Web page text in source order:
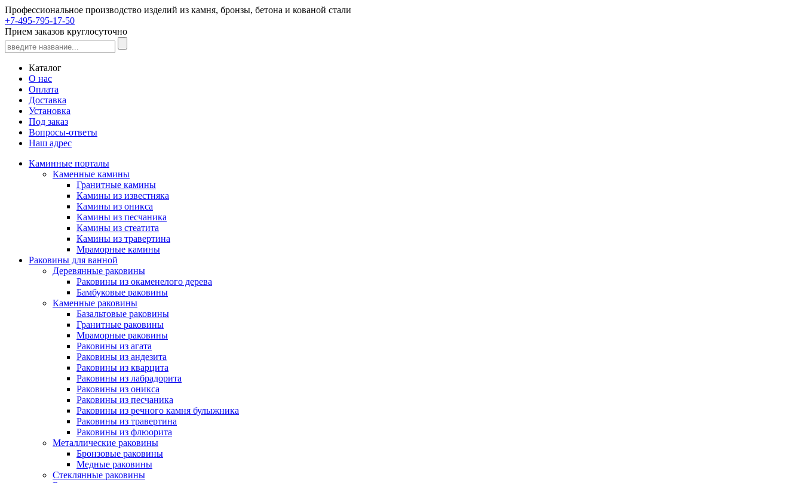
Профессиональное производство изделий из камня, бронзы, бетона и кованой стали
+7-495-795-17-50
Прием заказов круглосуточно
Каталог
О нас
Оплата
Доставка
Установка
Под заказ
Вопросы-ответы
Наш адрес
Каминные порталы
Каменные камины
Гранитные камины
Камины из известняка
Камины из оникса
Камины из песчаника
Камины из стеатита
Камины из травертина
Мраморные камины
Раковины для ванной
Деревянные раковины
Раковины из окаменелого дерева
Бамбуковые раковины
Каменные раковины
Базальтовые раковины
Гранитные раковины
Мраморные раковины
Раковины из агата
Раковины из андезита
Раковины из кварцита
Раковины из лабрадорита
Раковины из оникса
Раковины из песчаника
Раковины из речного камня булыжника
Раковины из травертина
Раковины из флюорита
Металлические раковины
Бронзовые раковины
Медные раковины
Стеклянные раковины